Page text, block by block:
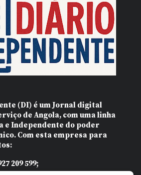
(DI) é um Jornal digital
de Angola, com uma linha
Independente do poder
Com esta empresa para
209 599;